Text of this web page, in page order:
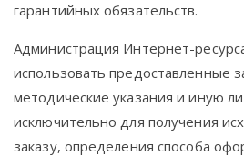
гарантийных обязательств.
Администрация Интернет-
использовать предоставленные
методические указания и иную
исключительно для получения
заказу, определения способа